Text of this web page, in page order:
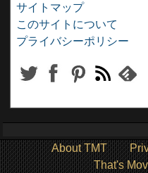
サイトマップ
このサイトについて
プライバシーポリシー
About TMT
That's